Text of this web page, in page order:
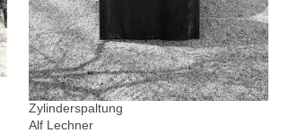
Zylinderspaltung
Alf Lechner